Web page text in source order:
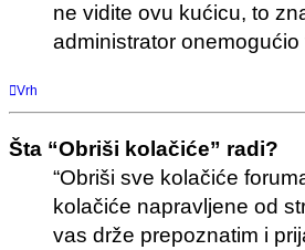
ne vidite ovu kućicu, to
administrator
Vrh
Šta “Obriši kolačiće” radi?
“Obriši sve kolačiće
kolačiće napravljene od
vas drže prepoznatim i